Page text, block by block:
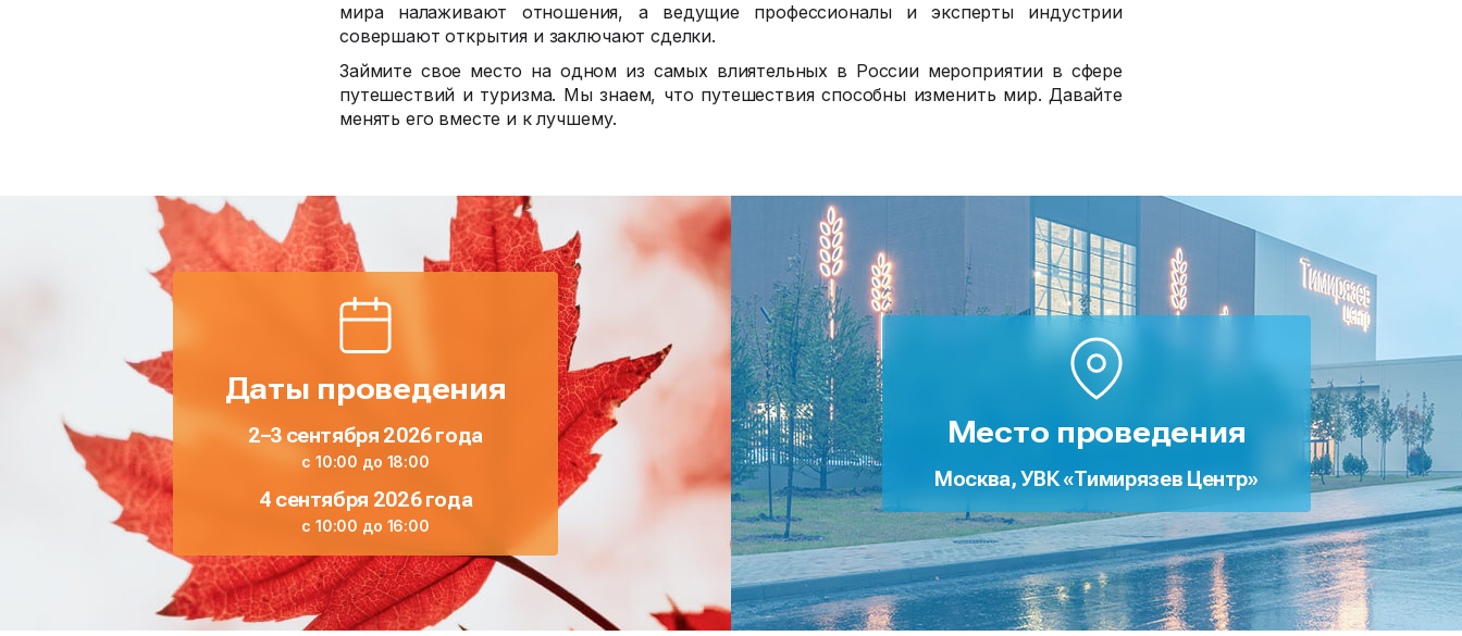
мира налаживают отношения, а ведущие профессионалы и эксперты индустрии
совершают открытия и заключают сделки.
Займите свое место на одном из самых влиятельных в России мероприятии в сфере
путешествий и туризма. Мы знаем, что путешествия способны изменить мир. Давайте
менять его вместе и к лучшему.
Даты проведения
2–3 сентября 2026 года
с 10:00 до 18:00
4 сентября 2026 года
с 10:00 до 16:00
Место проведения
Москва, УВК «Тимирязев Центр»